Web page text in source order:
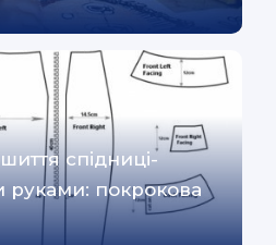
спідниці-
руками: покрокова